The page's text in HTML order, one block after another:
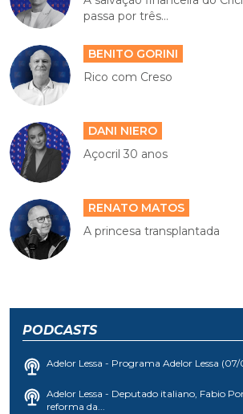
passa por três...
BENITO GORINI
Rico com Creso
DANI NIERO
Açocril 30 anos
RENATO MATOS
A princesa transplantada
PODCASTS
Adelor Lessa - Programa Adelor Lessa
Adelor Lessa - Deputado italiano, Fabio
reforma da...